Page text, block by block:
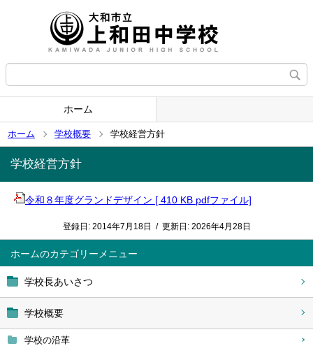
ホーム
ホーム 学校概要 学校経営方針
ホーム
学校長あいさつ
学校概要
学校の沿革
学校経営方針
令和８年度グランドデザイン [ 410 KB pdfファイル]
登録日: 2014年7月18日 / 更新日: 2026年4月28日